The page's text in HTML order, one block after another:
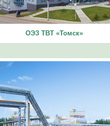
ОЭЗ ТВТ «Томск»